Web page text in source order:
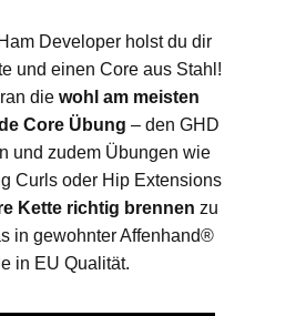
Developer holst du dir
und einen Core aus Stahl!
die wohl am meisten
Core Übung – den GHD
und zudem Übungen wie
Curls oder Hip Extensions
Kette richtig brennen zu
in gewohnter Affenhand®
in EU Qualität.